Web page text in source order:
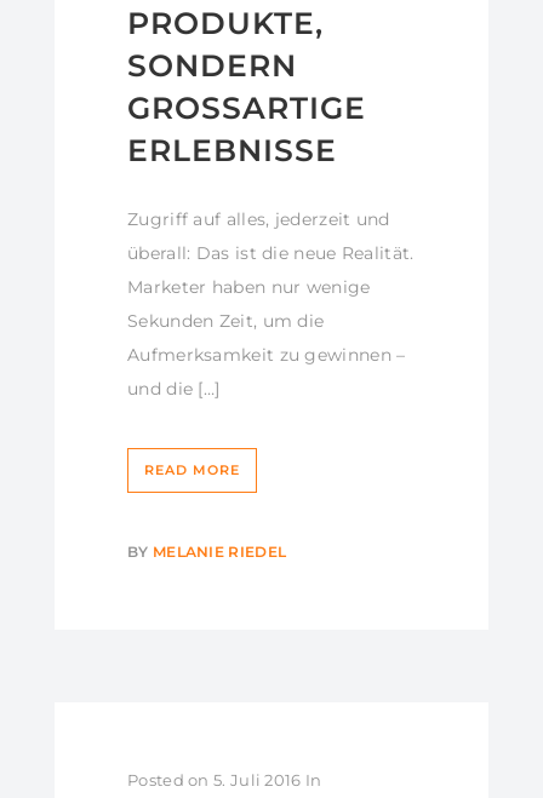
PRODUKTE,
SONDERN
GROSSARTIGE E
RLEBNISSE
Zugriff auf alles, jederzeit und
überall: Das ist die neue Realität.
Marketer haben nur wenige
Sekunden Zeit, um die
Aufmerksamkeit zu gewinnen –
und die […]
READ MORE
BY MELANIE RIEDEL
Posted on 5. Juli 2016 In